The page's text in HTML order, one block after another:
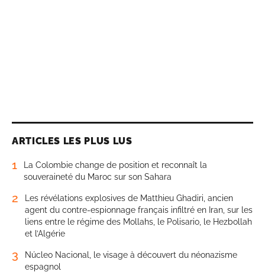
ARTICLES LES PLUS LUS
1
La Colombie change de position et reconnaît la
souveraineté du Maroc sur son Sahara
2
Les révélations explosives de Matthieu Ghadiri, ancien
agent du contre-espionnage français infiltré en Iran, sur les
liens entre le régime des Mollahs, le Polisario, le Hezbollah
et l’Algérie
3
Núcleo Nacional, le visage à découvert du néonazisme
espagnol